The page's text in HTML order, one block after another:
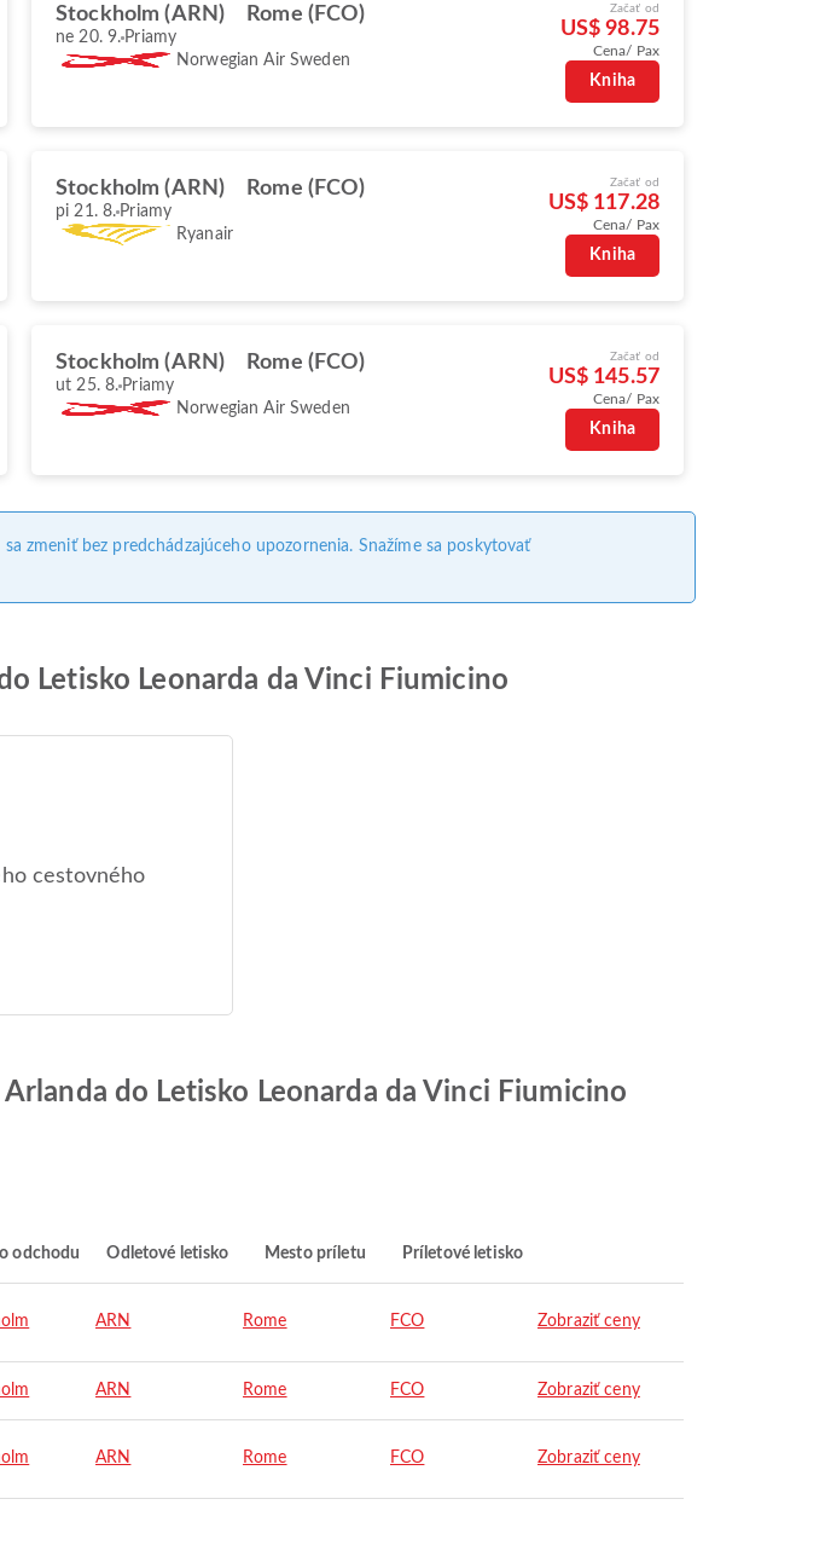
Stockholm (ARN) Rome (FCO)
ne 20. 9. Priamy
Norwegian Air Sweden
Začať od
US$ 98.75
Cena/ Pax
Kniha
Stockholm (ARN) Rome (FCO)
pi 21. 8. Priamy
Ryanair
Začať od
US$ 117.28
Cena/ Pax
Kniha
Stockholm (ARN) Rome (FCO)
ut 25. 8. Priamy
Norwegian Air Sweden
Začať od
US$ 145.57
Cena/ Pax
Kniha
zmeniť bez predchádzajúceho upozornenia. Snažíme sa poskytovať
Letisko Leonarda da Vinci Fiumicino
cestovného
do Letisko Leonarda da Vinci Fiumicino
odchodu Odletové letisko Mesto príletu Príletové letisko
ARN Rome FCO Zobraziť ceny
ARN Rome FCO Zobraziť ceny
ARN Rome FCO Zobraziť ceny